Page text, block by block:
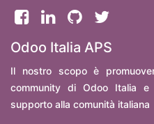
Odoo Italia APS
Il nostro scopo è
community di Odoo Italia
supporto alla comunità italiana